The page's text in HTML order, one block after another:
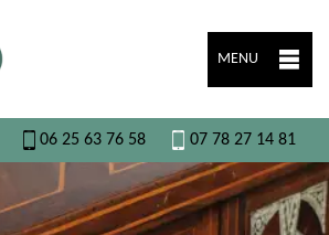
MENU
06 25 63 76 58 07 78 27 14 81